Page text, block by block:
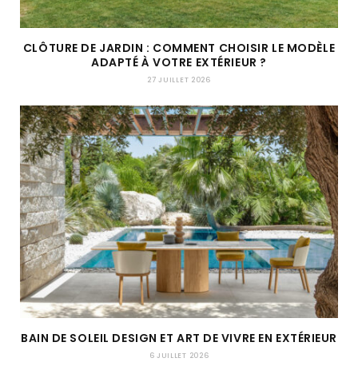
CLÔTURE DE JARDIN : COMMENT CHOISIR LE MODÈLE
ADAPTÉ À VOTRE EXTÉRIEUR ?
27 JUILLET 2026
BAIN DE SOLEIL DESIGN ET ART DE VIVRE EN EXTÉRIEUR
6 JUILLET 2026